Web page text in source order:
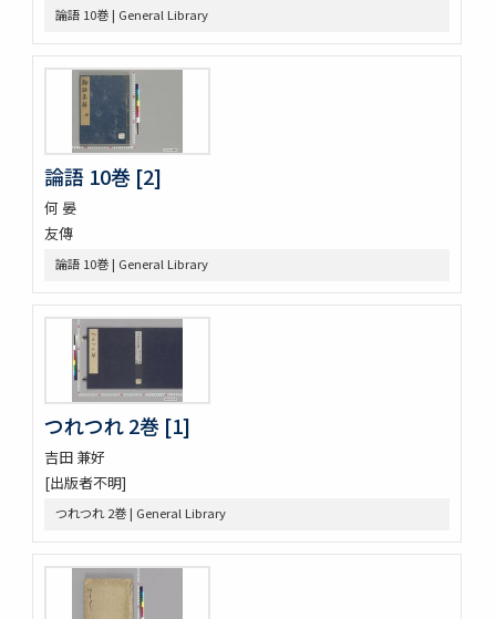
屋外乃萩 ; 稲種考
言靈初傳目録
蘿鬘 3巻
玉襷添紐下解
玉襷添紐
音義本末圖
玉鉾百首
音義本末考
玉鉾の本末
槙のいた屋
詞八衢捷徑詞玉緒統括辭玉襷
改正玉襷添紐
玉襷添紐下解
助辭音義考
言靈顕證圖
助辭音義考
甲府新聞
論語 10巻
つれつれ 2巻
曽我物語 12巻
倭名類聚鈔 20巻
令義解 10巻
論語 10巻
論語 10巻 | General Library
論語 10巻 [2]
何 晏
友傳
論語 10巻 | General Library
つれつれ 2巻 [1]
吉田 兼好
[出版者不明]
つれつれ 2巻 | General Library